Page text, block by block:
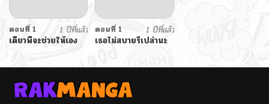
ตอนที่ 1
1 ปีที่แล้ว
เดี๋ยวพี่จะช่วยให้เอง
ตอนที่ 1
1 ปีที่แล้ว
เธอไม่สบายรึเปล่านะ